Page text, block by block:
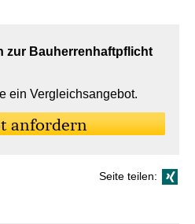
zur Bau­herren­haft­pflicht
ein Vergleichsangebot.
an­for­dern
Seite teilen: